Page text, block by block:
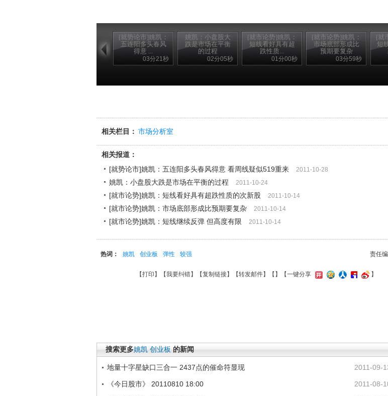
[就势论市]姚凯：
五连阳多头春风
得意 ...
03分21秒
姚凯：小盘股大
跌是市场在平衡
的过程
02分05秒
[就市论势]姚凯：
短线看好具有超
跌性质...
01分00秒
[就市论势]姚凯：
市场底部形成比
预期要复杂
03分59秒
[就
短
相关栏目： 市场分析室
相关报道：
[就势论市]姚凯：五连阳多头春风得意 看周线疑似519重来
2011-10-28
姚凯：小盘股大跌是市场在平衡的过程 2011-10-24
[就市论势]姚凯：短线看好具有超跌性质的次新股 2011-10-14
[就市论势]姚凯：市场底部形成比预期要复杂 2011-10-14
[就市论势]姚凯：短线继续反弹 但高度有限 2011-10-14
责任
热词： 姚凯 创业板 弹性 较强
【打印 】【我要纠错】【复制链接】【转发邮件】【 】 【一键分享 】
搜索更多姚凯 创业板 的新闻
2011-09-
地量十字星缺口三合一 2437点的催命符显现
2011-08-
《今日股市》 20110810 18:00